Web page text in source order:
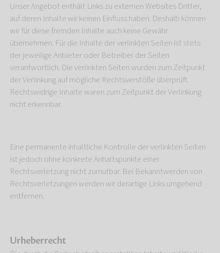
Unser Angebot enthält Links zu externen Websites Dritter,
auf deren Inhalte wir keinen Einfluss haben. Deshalb können
wir für diese fremden Inhalte auch keine Gewähr
übernehmen. Für die Inhalte der verlinkten Seiten ist stets
der jeweilige Anbieter oder Betreiber der Seiten
verantwortlich. Die verlinkten Seiten wurden zum Zeitpunkt
der Verlinkung auf mögliche Rechtsverstöße überprüft.
Rechtswidrige Inhalte waren zum Zeitpunkt der Verlinkung
nicht erkennbar.
Eine permanente inhaltliche Kontrolle der verlinkten Seiten
ist jedoch ohne konkrete Anhaltspunkte einer
Rechtsverletzung nicht zumutbar. Bei Bekanntwerden von
Rechtsverletzungen werden wir derartige Links umgehend
entfernen.
Urheberrecht